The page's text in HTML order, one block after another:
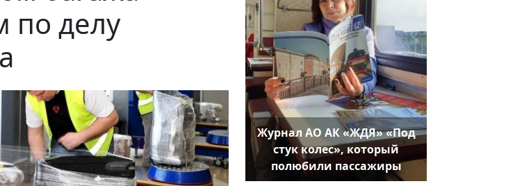
по делу
Журнал АО АК «ЖДЯ» «Под
стук колес», который
полюбили пассажиры